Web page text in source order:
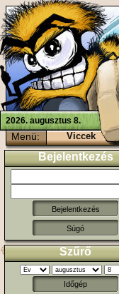
2026. augusztus 8.
Menü: Viccek
Bejelentkezés
Súgó
Szűrő
Időgép